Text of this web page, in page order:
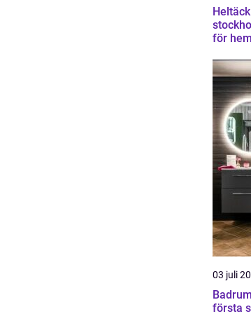
stockholm så
för
03 juli
Badrum
första